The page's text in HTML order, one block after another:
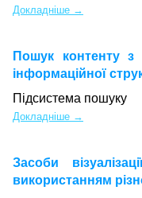
Докладніше →
Пошук контенту з
інформаційної
Підсистема пошуку
Докладніше →
Засоби
використанням